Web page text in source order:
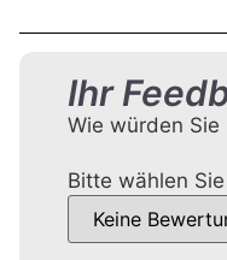
Ihr
Wie würden
Bitte wählen